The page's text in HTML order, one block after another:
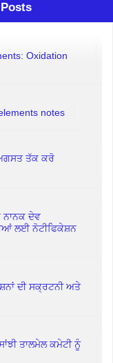
Oxidation
notes
ਅਗਸਤ ਤੱਕ ਕਰੋ
ਨਾਨਕ ਦੇਵ
ਲਈ ਨੋਟੀਫਿਕੇਸ਼ਨ
ਦੀ ਸਕ੍ਰਟਨੀ ਅਤੇ
ਤਾਲਮੇਲ ਕਮੇਟੀ ਨੂੰ